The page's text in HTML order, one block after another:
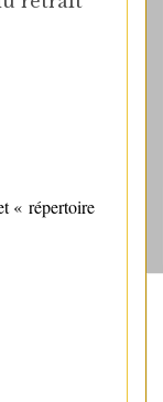
« répertoire